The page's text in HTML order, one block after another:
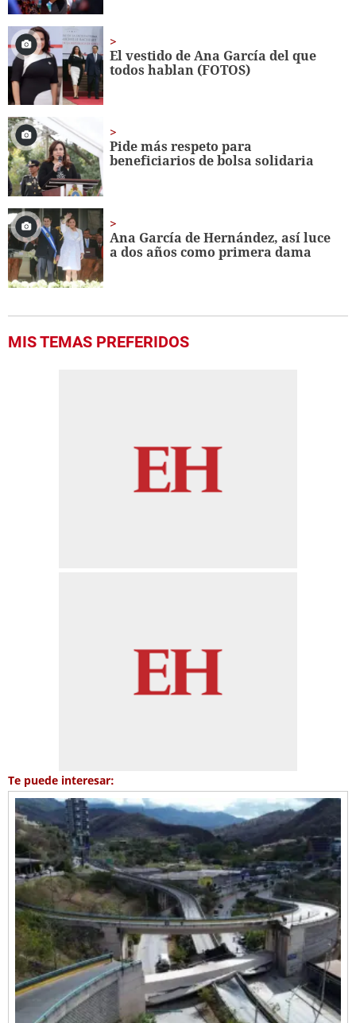
El vestido de Ana García del que
todos hablan (FOTOS)
Pide más respeto para
beneficiarios de bolsa solidaria
Ana García de Hernández, así luce
a dos años como primera dama
MIS TEMAS PREFERIDOS
Te puede interesar: